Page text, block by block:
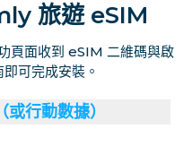
旅遊 eSIM
頁面收到 eSIM 二維碼與啟
可完成安裝。
行動數據）